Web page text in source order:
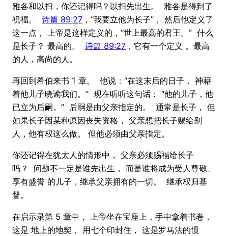
雅各和以扫，你还记得吗？以扫先出生。 雅各是得到了
祝福。 诗篇 89:27 ，“我要立他为长子”， 然后他定义了
这一点， 上帝是这样定义的，“世上最高的君王。” 什么
是长子？ 最高的。 诗篇 89:27 ，它有一个定义 。最高
的人，高尚的人。
再回到希伯来书 1 章。 他说：“在这末后的日子， 神藉
着他儿子晓谕我们。” 现在听听这句话： “他的儿子，他
已立为后嗣。” 后嗣是由父亲指定的。 通常是长子， 但
如果长子因某种原因丧失资格， 父亲想把长子赐给别
人，他有权这么做。 但他必须由父亲指定。
你还记得在犹太人的情形中， 父亲必须赐福给长子
吗？ 问题不一定是谁先出生， 而是谁将成为受人尊敬、
享有盛誉 的儿子，继承父亲拥有的一切。 继承权归基
督。
在启示录第 5 章中， 上帝坐在宝座上，手中拿着书卷，
这是 地上的地契， 用七个印封住， 这是罗马法的惯